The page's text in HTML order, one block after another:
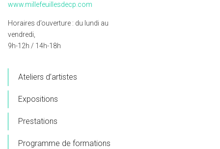
www.millefeuillesdecp.com
Horaires d’ouverture : du lundi au
vendredi,
9h-12h / 14h-18h
Ateliers d’artistes
Expositions
Prestations
Programme de formations